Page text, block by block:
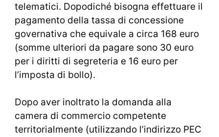
telematici. Dopodiché bisogna effettuare il
pagamento della tassa di concessione
governativa che equivale a circa 168 euro
(somme ulteriori da pagare sono 30 euro
per i diritti di segreteria e 16 euro per
l’imposta di bollo).
Dopo aver inoltrato la domanda alla
camera di commercio competente
territorialmente (utilizzando l’indirizzo PEC